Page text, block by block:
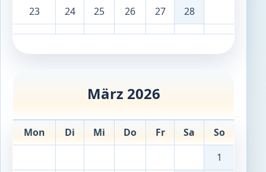
23
24 25 26 27 28
März 2026
Mon Di Mi Do Fr Sa
So
1